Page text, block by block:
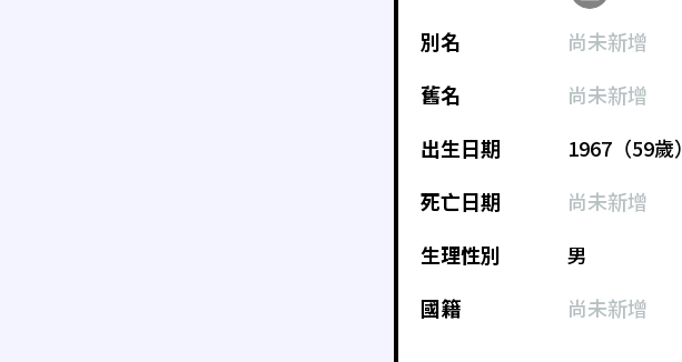
別名
尚未新增
舊名
尚未新增
出生日期
1967（59歲）
死亡日期
尚未新增
生理性別
男
國籍
尚未新增